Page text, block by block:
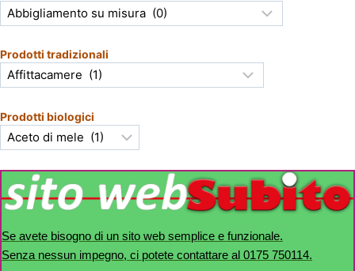
Prodotti tradizionali
Prodotti biologici
Se avete bisogno di un sito web semplice e funzionale.
Senza nessun impegno, ci potete contattare al 0175 750114.